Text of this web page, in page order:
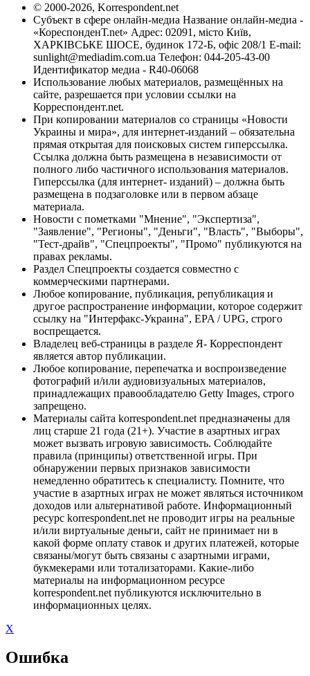
© 2000-2026, Korrespondent.net
Субъект в сфере онлайн-медиа Название онлайн-медиа -
«КореспонденТ.net» Адрес: 02091, місто Київ,
ХАРКІВСЬКЕ ШОСЕ, будинок 172-Б, офіс 208/1 E-mail:
sunlight@mediadim.com.ua Телефон: 044-205-43-00
Идентификатор медиа - R40-06068
Использование любых материалов, размещённых на
сайте, разрешается при условии ссылки на
Корреспондент.net.
При копировании материалов со страницы «Новости
Украины и мира», для интернет-изданий – обязательна
прямая открытая для поисковых систем гиперссылка.
Ссылка должна быть размещена в независимости от
полного либо частичного использования материалов.
Гиперссылка (для интернет- изданий) – должна быть
размещена в подзаголовке или в первом абзаце
материала.
Новости с пометками "Мнение", "Экспертиза",
"Заявление", "Регионы", "Деньги", "Власть", "Выборы",
"Тест-драйв", "Спецпроекты", "Промо" публикуются на
правах рекламы.
Раздел Спецпроекты создается совместно с
коммерческими партнерами.
Любое копирование, публикация, републикация и
другое распространение информации, которое содержит
ссылку на "Интерфакс-Украина", EPA / UPG, строго
воспрещается.
Владелец веб-страницы в разделе Я- Корреспондент
является автор публикации.
Любое копирование, перепечатка и воспроизведение
фотографий и/или аудиовизуальных материалов,
принадлежащих правообладателю Getty Images, строго
запрещено.
Материалы сайта korrespondent.net предназначены для
лиц старше 21 года (21+). Участие в азартных играх
может вызвать игровую зависимость. Соблюдайте
правила (принципы) ответственной игры. При
обнаружении первых признаков зависимости
немедленно обратитесь к специалисту. Помните, что
участие в азартных играх не может являться источником
доходов или альтернативой работе. Информационный
ресурс korrespondent.net не проводит игры на реальные
и/или виртуальные деньги, сайт не принимает ни в
какой форме оплату ставок и других платежей, которые
связаны/могут быть связаны с азартными играми,
букмекерами или тотализаторами. Какие-либо
материалы на информационном ресурсе
korrespondent.net публикуются исключительно в
информационных целях.
X
Ошибка